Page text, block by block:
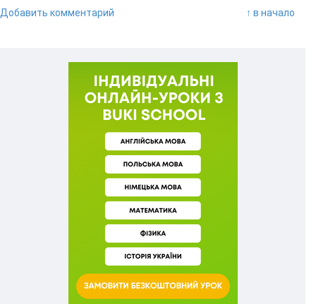
Добавить комментарий ↑ в начало